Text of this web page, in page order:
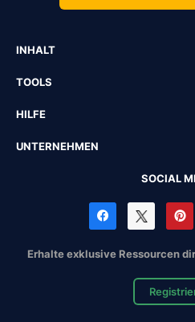
INHALT
TOOLS
HILFE
UNTERNEHMEN
SOCIAL
Erhalte exklusive Ressourcen